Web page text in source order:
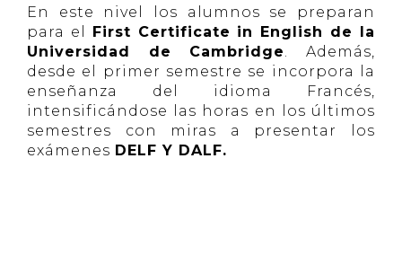
En este nivel los alumnos se preparan
para el First Certificate in English de la
Universidad de Cambridge. Además,
desde el primer semestre se incorpora la
enseñanza del idioma Francés,
intensificándose las horas en los últimos
semestres con miras a presentar los
exámenes DELF Y DALF.